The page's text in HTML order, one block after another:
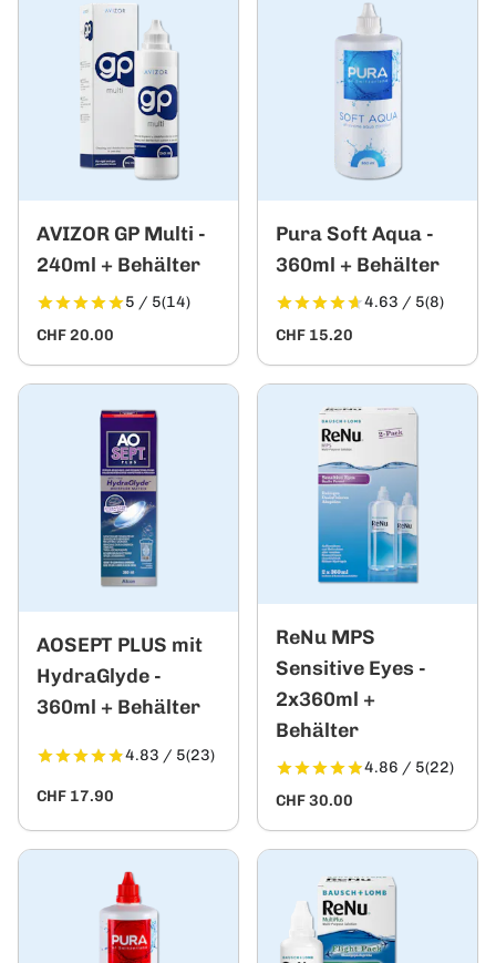
AVIZOR GP Multi -
240ml + Behälter
5 / 5(14)
CHF 20.00
Pura Soft Aqua -
360ml + Behälter
4.63 / 5(8)
CHF 15.20
AOSEPT PLUS mit
HydraGlyde -
360ml + Behälter
4.83 / 5(23)
CHF 17.90
ReNu MPS
Sensitive Eyes -
2x360ml +
Behälter
4.86 / 5(22)
CHF 30.00